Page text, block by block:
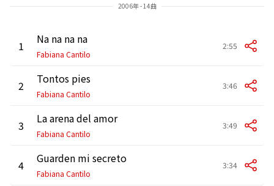
2006年 - 14曲
1 Na na na na
Fabiana Cantilo
2:55
2 Tontos pies
Fabiana Cantilo
3:46
3 La arena del amor
Fabiana Cantilo
3:49
4 Guarden mi secreto
Fabiana Cantilo
3:34